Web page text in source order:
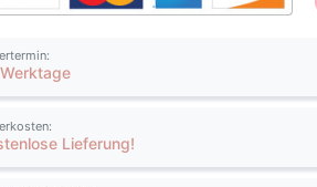
Lieferung!